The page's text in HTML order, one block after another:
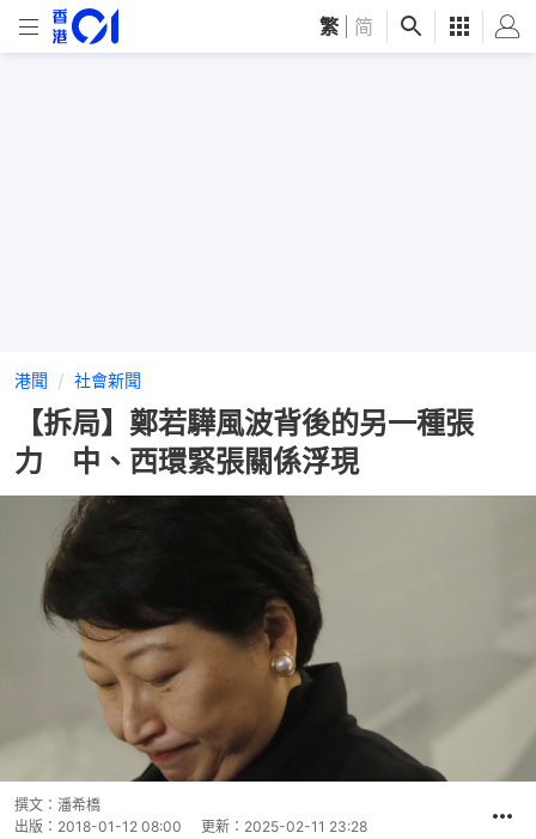
繁 简
港聞 社會新聞
【拆局】鄭若驊風波背後的另一種張
力 中、西環緊張關係浮現
撰文： 潘希橋
出版： 2018-01-12 08:00 更新： 2025-02-11 23:28